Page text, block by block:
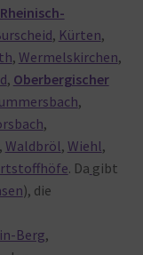
Rheinisch-
, Kürten,
, Wermelskirchen,
, Oberbergischer
,
,
Waldbröl, Wiehl,
. Da gibt
), die
Berg,